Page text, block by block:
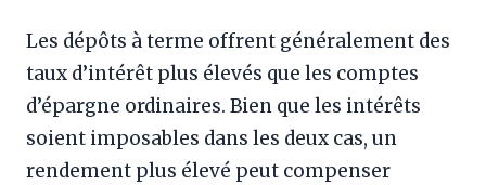
Les dépôts à terme offrent généralement des
taux d’intérêt plus élevés que les comptes
d’épargne ordinaires. Bien que les intérêts
soient imposables dans les deux cas, un
rendement plus élevé peut compenser